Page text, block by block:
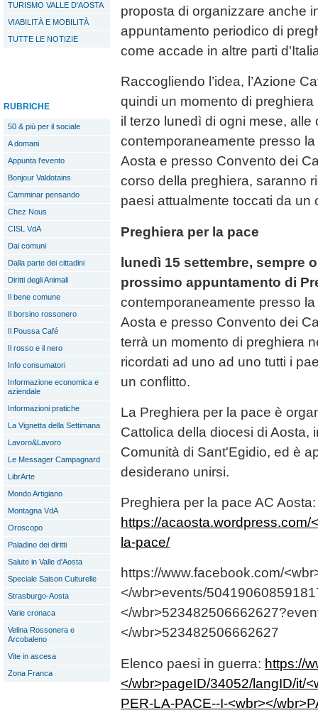
TURISMO VALLE D'AOSTA
VIABILITÀ E MOBILITÀ
TUTTE LE NOTIZIE
RUBRICHE
50 & più per il sociale
A domani
Appunta l'evento
Bonjour Valdotains
Camminar pensando
Chez Nous
CISL VdA
Dai comuni
Dalla parte dei cittadini
Diritti degli Animali
Il bene comune
Il borsino rossonero
Il Poussa Café
Il rosso e il nero
Info consumatori
Informazione economica e
aziendale
Informazioni pratiche
La Vignetta della Settimana
Lavoro&Lavoro
Le Messager Campagnard
LibrArte
Mondo Artigiano
Montagna VdA
Oroscopo
Paladino dei diritti
Salute in Valle d'Aosta
Speciale Saison Culturelle
Strasburgo-Aosta
Varie cronaca
Velina Rossonera e
Arcobaleno
Vite in ascesa
Zona Franca
proposta di organizzare anche
appuntamento periodico di
come accade in altre parti
Raccogliendo l’idea, l’Azione
quindi un momento di
il terzo lunedì di ogni mese, alle
contemporaneamente presso
Aosta e presso Convento dei
corso della preghiera, saranno
paesi attualmente toccati da un
Preghiera per la pace
lunedì 15 settembre, sempre
prossimo appuntamento di
contemporaneamente presso
Aosta e presso Convento dei
terrà un momento di preghiera
ricordati ad uno ad uno tutti i
un conflitto.
La Preghiera per la pace è
Cattolica della diocesi di Aosta,
Comunità di Sant'Egidio, ed è
desiderano unirsi.
Preghiera per la pace AC Aosta:
https://acaosta.wordpress.com/
la-pace/
https://www.facebook.com/
</wbr>events/
</
</wbr>523482506662627
Elenco paesi in guerra: https://
</wbr>pageID/34052/langID/it/
PER-LA-PACE--I-<wbr></